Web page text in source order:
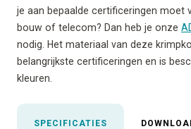
je aan bepaalde certificeringen moet
bouw of telecom? Dan heb je onze
nodig. Het materiaal van deze
belangrijkste certificeringen en is
kleuren.
SPECIFICATIES